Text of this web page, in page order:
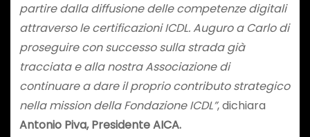
partire dalla diffusione delle competenze digitali
attraverso le certificazioni ICDL. Auguro a Carlo di
proseguire con successo sulla strada già
tracciata e alla nostra Associazione di
continuare a dare il proprio contributo strategico
nella mission della Fondazione ICDL”, dichiara
Antonio Piva, Presidente AICA.